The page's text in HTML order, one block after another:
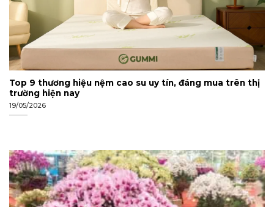
Top 9 thương hiệu nệm cao su uy tín, đáng mua trên thị
trường hiện nay
19/05/2026